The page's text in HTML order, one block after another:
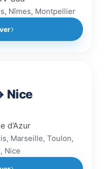
Nîmes, Montpellier
Nice
d’Azur
Marseille, Toulon,
Nice